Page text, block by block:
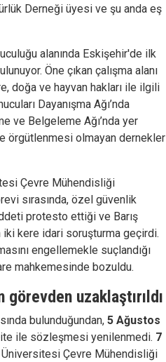
Derneği üyesi ve şu anda eş
alanında Eskişehir'de ilk
Öne çıkan çalışma alanı
doğa ve hayvan hakları ile ilgili
Dayanışma Ağı’nda
ve Belgeleme Ağı’nda yer
örgütlenmesi olmayan dernekler
Çevre Mühendisliği
sırasında, özel güvenlik
protesto ettiği ve Barış
kere idari soruşturma geçirdi.
engellemekle suçlandığı
mahkemesinde bozuldu.
uzaklaştırıldı
bulunduğundan, 5 Ağustos
ile sözleşmesi yenilenmedi. 7
Üniversitesi Çevre Mühendisliği